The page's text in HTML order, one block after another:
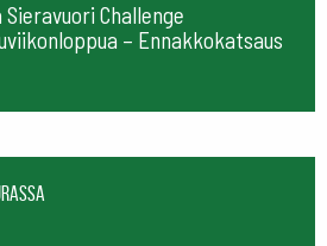
Challenge
– Ennakkokatsaus